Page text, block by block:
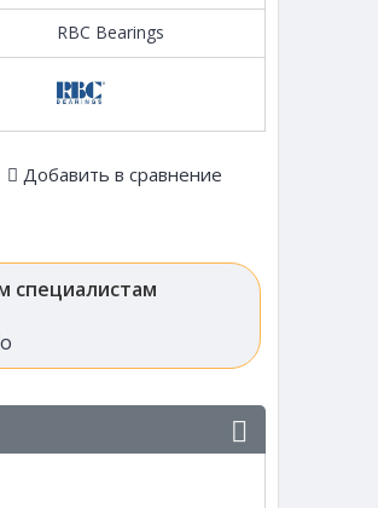
RBC Bearings
Добавить в сравнение
специалистам